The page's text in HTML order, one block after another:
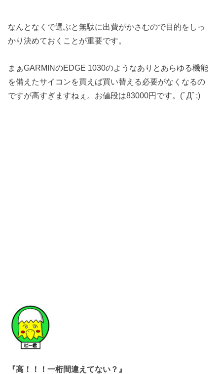
なんとなくで選ぶと無駄に出費がかさむので目的をしっ
かり決めておくことが重要です。
まぁGARMINのEDGE 1030のようなありとあらゆる機能
を備えたサイコンを買えば買い替える必要がなくなるの
ですが高すぎますねぇ。お値段は83000円です。(ﾟДﾟ;)
『高！！！一桁間違えてない？』